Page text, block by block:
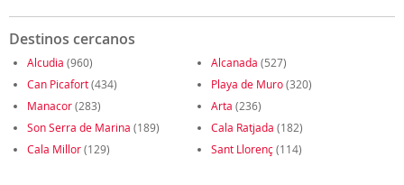
Destinos cercanos
Alcudia (960) Alcanada (527)
Can Picafort(434) Playa de Muro(320)
Manacor(283) Arta (236)
Son Serra de Marina (189) Cala Ratjada (182)
Cala Millor(129) Sant Llorenç(114)